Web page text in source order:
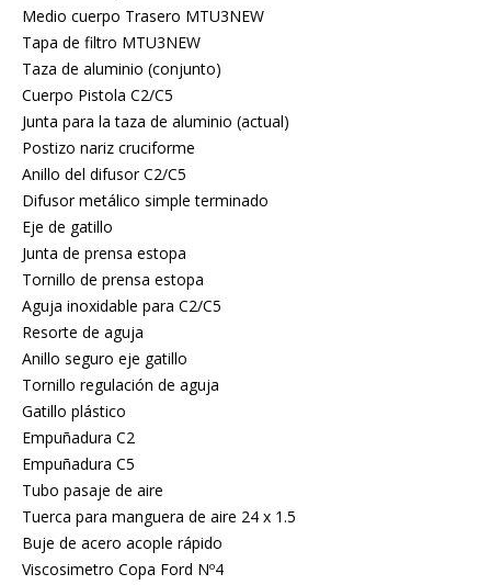
Medio cuerpo Trasero MTU3NEW
Tapa de filtro MTU3NEW
Taza de aluminio (conjunto)
Cuerpo Pistola C2/C5
Junta para la taza de aluminio (actual)
Postizo nariz cruciforme
Anillo del difusor C2/C5
Difusor metálico simple terminado
Eje de gatillo
Junta de prensa estopa
Tornillo de prensa estopa
Aguja inoxidable para C2/C5
Resorte de aguja
Anillo seguro eje gatillo
Tornillo regulación de aguja
Gatillo plástico
Empuñadura C2
Empuñadura C5
Tubo pasaje de aire
Tuerca para manguera de aire 24 x 1.5
Buje de acero acople rápido
Viscosimetro Copa Ford Nº4